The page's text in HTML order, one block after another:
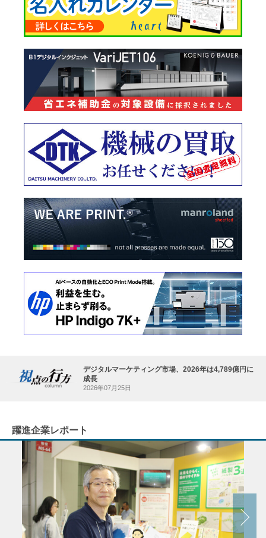
デジタルマーケティング市場、2026年は4,789億円に
成長
2026年07月25日
躍進企業レポート